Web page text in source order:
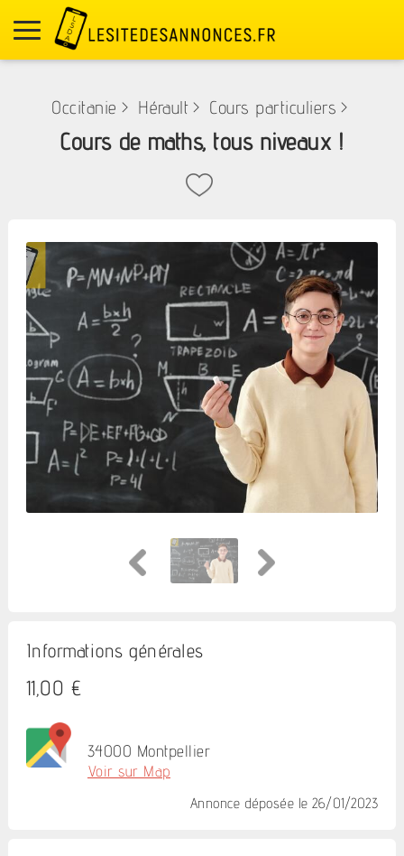
Occitanie > Hérault > Cours particuliers >
Cours de maths, tous niveaux !
Informations générales
11,00 €
34000 Montpellier
Voir sur Map
Annonce déposée le 26/01/2023